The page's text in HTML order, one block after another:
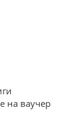
на ваучер